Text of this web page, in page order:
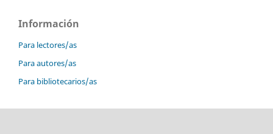
Información
Para lectores/as
Para autores/as
Para bibliotecarios/as